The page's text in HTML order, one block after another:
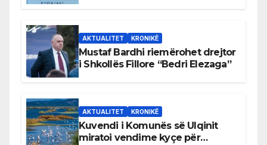
AKTUALITET KRONIKË
Mustaf Bardhi riemërohet drejtor
i Shkollës Fillore “Bedri Elezaga”
AKTUALITET KRONIKË
Kuvendi i Komunës së Ulqinit
miratoi vendime kyçe për